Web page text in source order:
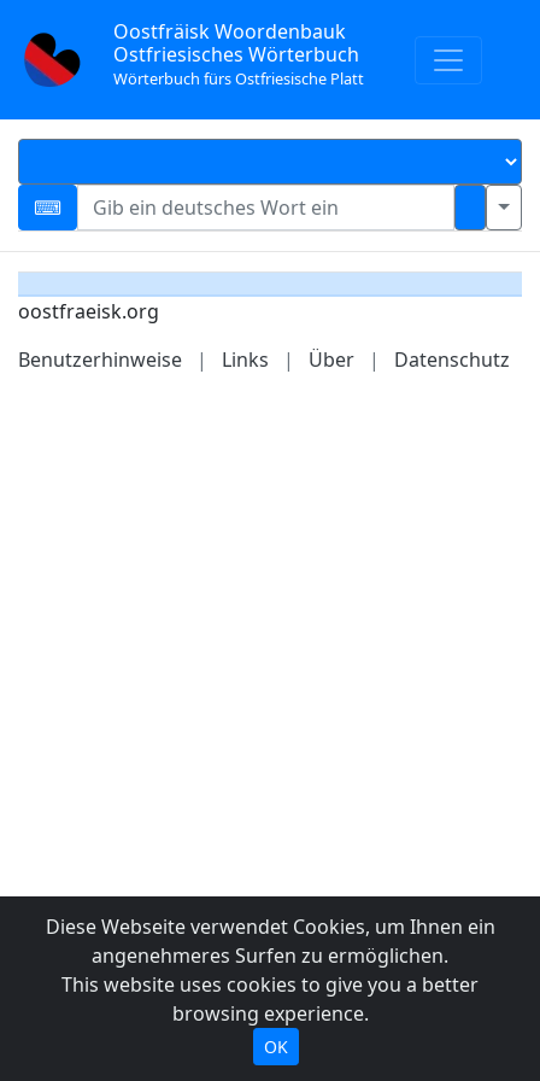
Oostfräisk Woordenbauk
Ostfriesisches Wörterbuch
Wörterbuch fürs Ostfriesische Platt
oostfraeisk.org
Benutzerhinweise
| Links | Über | Datenschutz
Diese Webseite verwendet Cookies, um Ihnen ein
angenehmeres Surfen zu ermöglichen.
This website uses cookies to give you a better
browsing experience.
OK